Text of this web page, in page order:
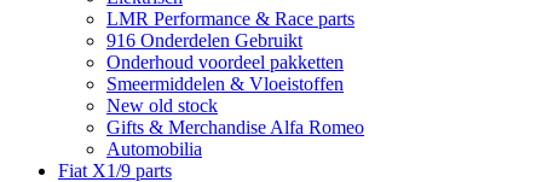
LMR Performance & Race parts
916 Onderdelen Gebruikt
Onderhoud voordeel pakketten
Smeermiddelen & Vloeistoffen
New old stock
Gifts & Merchandise Alfa Romeo
Automobilia
Fiat X1/9 parts